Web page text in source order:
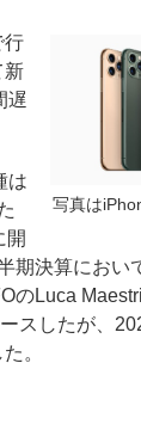
写真は
行
新
遅
は
開
期決算におい
のLuca
スしたが、
。